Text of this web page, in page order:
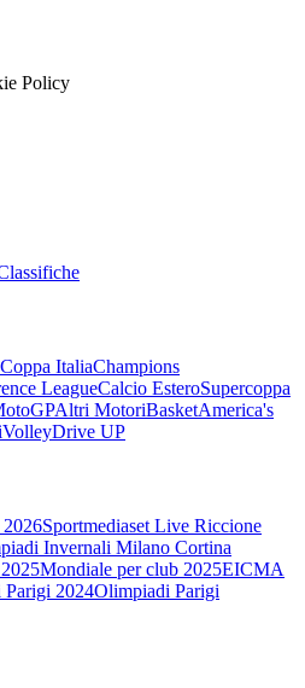
Policy
Coppa ItaliaChampions
LeagueCalcio EsteroSupercoppa
Altri MotoriBasketAmerica's
VolleyDrive UP
Sportmediaset Live Riccione
Invernali Milano Cortina
Mondiale per club 2025EICMA
Parigi 2024Olimpiadi Parigi